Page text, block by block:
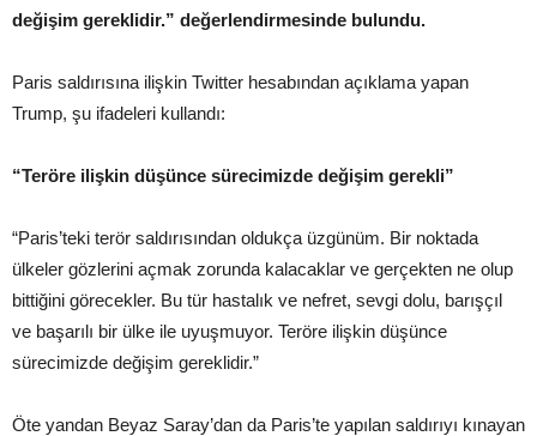
değişim gereklidir.” değerlendirmesinde bulundu.
Paris saldırısına ilişkin Twitter hesabından açıklama yapan
Trump, şu ifadeleri kullandı:
“Teröre ilişkin düşünce sürecimizde değişim gerekli”
“Paris’teki terör saldırısından oldukça üzgünüm. Bir noktada
ülkeler gözlerini açmak zorunda kalacaklar ve gerçekten ne olup
bittiğini görecekler. Bu tür hastalık ve nefret, sevgi dolu, barışçıl
ve başarılı bir ülke ile uyuşmuyor. Teröre ilişkin düşünce
sürecimizde değişim gereklidir.”
Öte yandan Beyaz Saray’dan da Paris’te yapılan saldırıyı kınayan